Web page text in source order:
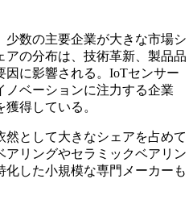
数の主要企業が大きな市場シ
アの分布は、技術革新、製品品
因に影響される。IoTセンサー
ノベーションに注力する企業
得している。
として大きなシェアを占めて
アリングやセラミックベアリン
した小規模な専門メーカーも